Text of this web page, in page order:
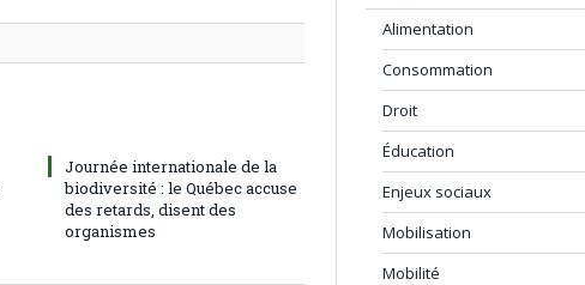
Journée internationale de la
biodiversité : le Québec accuse
des retards, disent des
organismes
Alimentation
Consommation
Droit
Éducation
Enjeux sociaux
Mobilisation
Mobilité